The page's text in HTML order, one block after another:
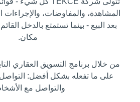
المشاهدة، والمفاوضات، والإجراءات
بعد البيع - بينما تستمتع بالدخل
مكان.
من خلال برنامج التسويق العقاري
على ما تفعله بشكل أفضل:
والتواصل مع